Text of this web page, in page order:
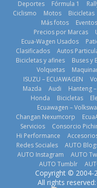
Nuevo SUV
Honda ZR-V
Advanced
Hybrid para el
mercado local
23 de julio de
el
2026
La
Deportes
Fórmula 1
Ciclismo
Motos Bicicletas
Más fotos
Eventos
Precios por Marcas
Ecua-Wagen Usados
Clasificados
Autos
Bicicletas y afines
Buses y
Volquetas
ISUZU – ECUAWAGEN
Mazda
Audi Hanteng
Honda
Bicicletas
Ecuawagen –
Changan Nexumcorp
Servicios
Consorcio
Hi Performance
Redes Sociales
AUTO
AUTO Instagram
AUTO
AUTO Tumblr
Copyright © 2004-
All rights